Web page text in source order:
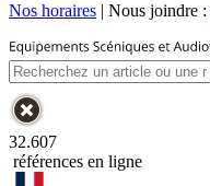
Nos horaires | Nous joindre :
32.607
références en ligne